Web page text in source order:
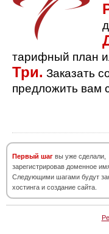
тарифный план
Три. Заказать
предложить вам
Первый шаг вы уже сделали,
зарегистрировав доменное
Следующими шагами будут
хостинга и создание сайта.